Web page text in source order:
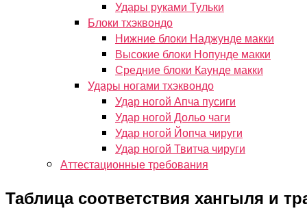
Удары руками Тульки
Блоки тхэквондо
Нижние блоки Наджунде макки
Высокие блоки Нопунде макки
Средние блоки Каунде макки
Удары ногами тхэквондо
Удар ногой Апча пусиги
Удар ногой Дольо чаги
Удар ногой Йопча чируги
Удар ногой Твитча чируги
Аттестационные требования
Таблица соответствия хангыля и